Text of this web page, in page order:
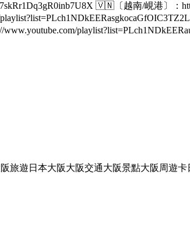
🇻🇳〔越南/峴港〕：
旅遊 日本大阪大阪交通大阪景點大阪周遊卡